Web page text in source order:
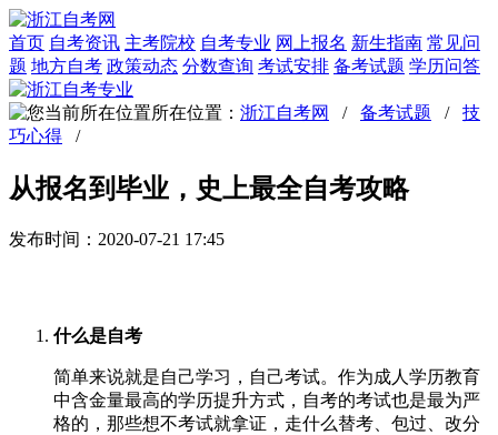
首页 自考资讯 主考院校 自考专业 网上报名 新生指南 常见问
题 地方自考 政策动态 分数查询 考试安排 备考试题 学历问答
所在位置： 浙江自考网 / 备考试题 / 技
巧心得 /
从报名到毕业，史上最全自考攻略
发布时间：2020-07-21 17:45
什么是自考
简单来说就是自己学习，自己考试。作为成人学历教育
中含金量最高的学历提升方式，自考的考试也是最为严
格的，那些想不考试就拿证，走什么替考、包过、改分